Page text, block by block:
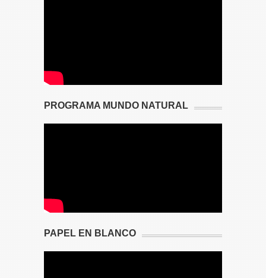
PROGRAMA MUNDO NATURAL
PAPEL EN BLANCO